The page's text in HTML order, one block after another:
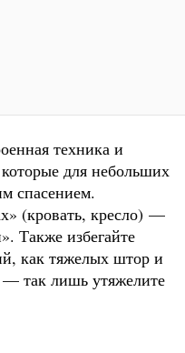
техника и
для небольших
спасением.
(кровать, кресло) —
Также избегайте
как тяжелых штор и
так лишь утяжелите